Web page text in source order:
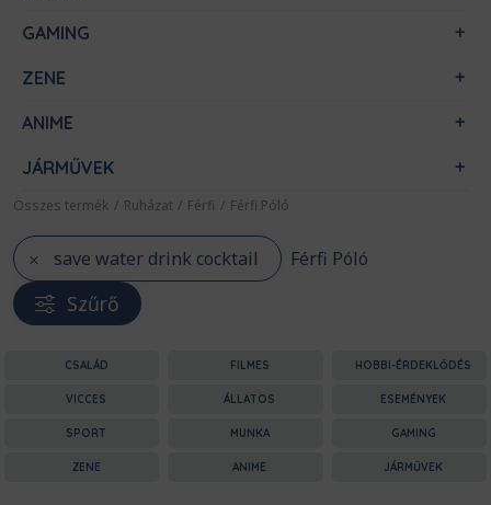
GAMING
ZENE
ANIME
JÁRMŰVEK
Összes termék / Ruházat / Férfi / Férfi Póló
save water drink cocktail Férfi Póló
Szűrő
CSALÁD FILMES HOBBI-ÉRDEKLŐDÉS
VICCES ÁLLATOS ESEMÉNYEK
SPORT MUNKA GAMING
ZENE ANIME JÁRMŰVEK